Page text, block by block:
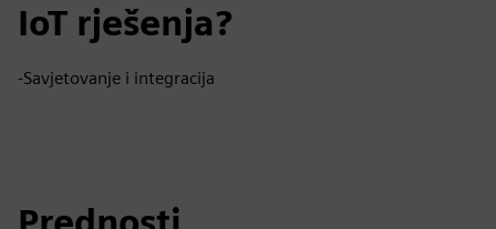
IoT rješenja?
-Savjetovanje i integracija